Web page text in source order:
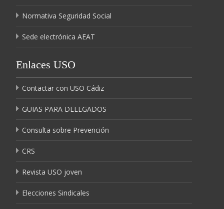
Normativa Seguridad Social
Sede electrónica AEAT
Enlaces USO
Contactar con USO Cádiz
GUIAS PARA DELEGADOS
Consulta sobre Prevención
CRS
Revista USO joven
Elecciones Sindicales